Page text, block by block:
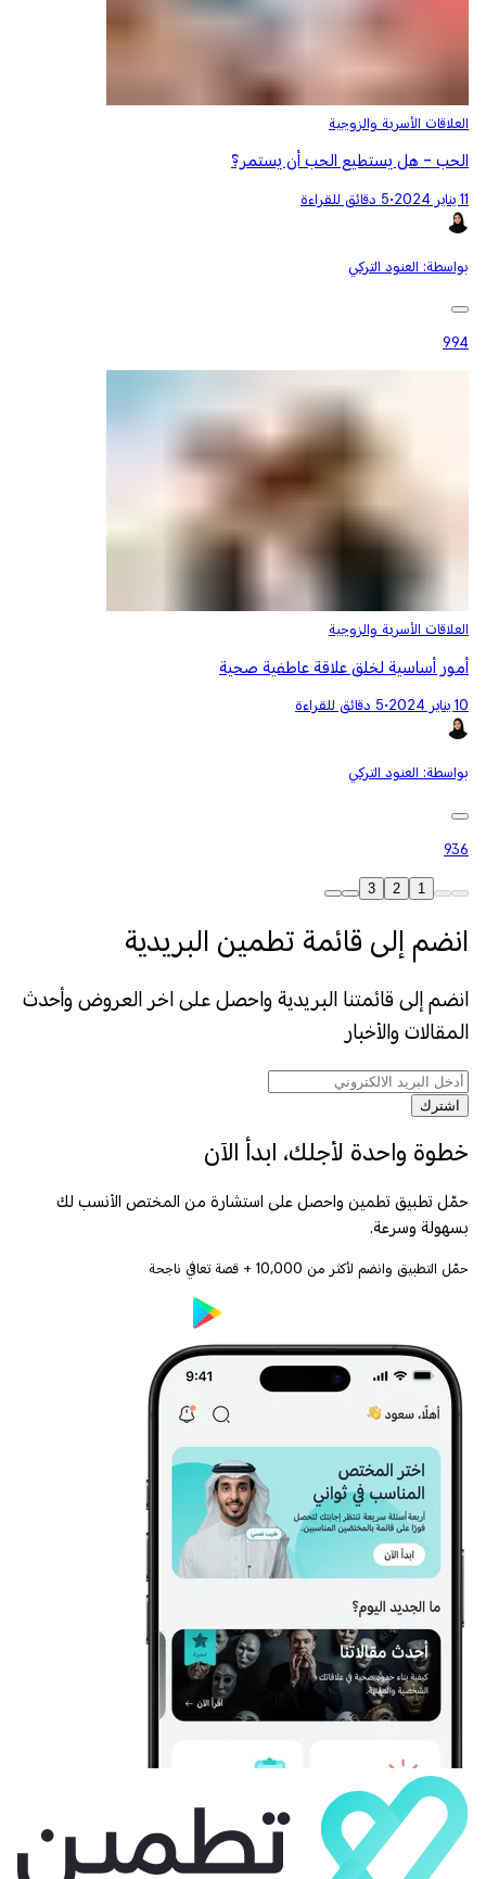
العلاقات الأسرية والزوجية
الحب - هل يستطيع الحب أن يستمر؟
11 يناير 2024 •5 دقائق للقراءة
بواسطة: العنود التركي
994
العلاقات الأسرية والزوجية
أمور أساسية لخلق علاقة عاطفية صحية
10 يناير 2024 •5 دقائق للقراءة
بواسطة: العنود التركي
936
1
2
3
انضم إلى قائمة تطمين البريدية
انضم إلى قائمتنا البريدية واحصل على اخر العروض وأحدث
المقالات والأخبار
اشترك
خطوة واحدة لأجلك، ابدأ الآن
حمّل تطبيق تطمين واحصل على استشارة من المختص الأنسب لك
بسهولة وسرعة.
حمّل التطبيق وانضم لأكثر من 10,000 + قصة تعافي ناجحة